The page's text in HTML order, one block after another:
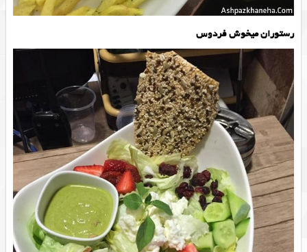
رستوران میخوش فردوس